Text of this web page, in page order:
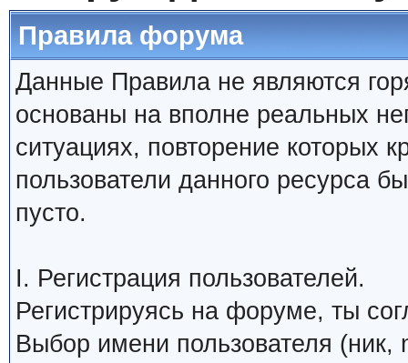
Правила форума
Данные Правила не являются
основаны на вполне реальных
ситуациях, повторение которых
пользователи данного ресурса
пусто.
I. Регистрация пользователей.
Регистрируясь на форуме, ты
Выбор имени пользователя (ник,